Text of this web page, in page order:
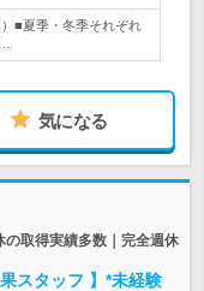
■夏季・冬季それぞれ
気になる
取得実績多数｜完全週休
スタッフ 】*未経験